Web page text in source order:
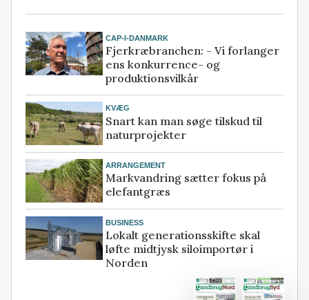
CAP-I-DANMARK
Fjerkræbranchen: - Vi forlanger
ens konkurrence- og
produktionsvilkår
KVÆG
Snart kan man søge tilskud til
naturprojekter
ARRANGEMENT
Markvandring sætter fokus på
elefantgræs
BUSINESS
Lokalt generationsskifte skal
løfte midtjysk siloimportør i
Norden